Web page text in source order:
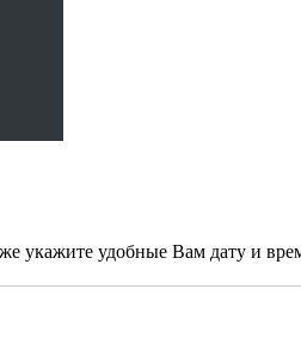
укажите удобные Вам дату и